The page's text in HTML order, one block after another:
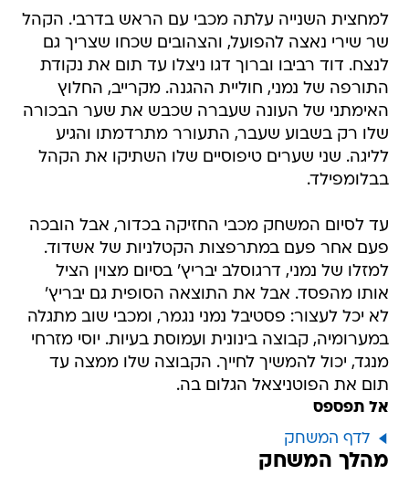
למחצית השנייה עלתה מכבי עם הראש בדרבי. הקהל
שר שירי נאצה להפועל, והצהובים שכחו שצריך גם
לנצח. דוד רביבו וברוך דגו ניצלו עד תום את נקודת
התורפה של נמני, חוליית ההגנה. מקרייב, החלוץ
האימתני של העונה שעברה שכבש את שער הבכורה
שלו רק בשבוע שעבר, התעורר מתרדמתו והגיע
לליגה. שני שערים טיפוסיים שלו השתיקו את הקהל
בבלומפילד.
עד לסיום המשחק מכבי החזיקה בכדור, אבל הובכה
פעם אחר פעם במתרפצות הקטלניות של אשדוד.
למזלו של נמני, דרגוסלב יבריץ' בסיום מצוין הציל
אותו מהפסד. אבל את התוצאה הסופית גם יבריץ'
לא יכל לעצור: פסטיבל נמני נגמר, ומכבי שוב מתגלה
במערומיה, קבוצה בינונית ועמוסת בעיות. יוסי מזרחי
מנגד, יכול להמשיך לחייך. הקבוצה שלו ממצה עד
תום את הפוטניצאל הגלום בה.
אל תפספס
לדף המשחק
מהלך המשחק